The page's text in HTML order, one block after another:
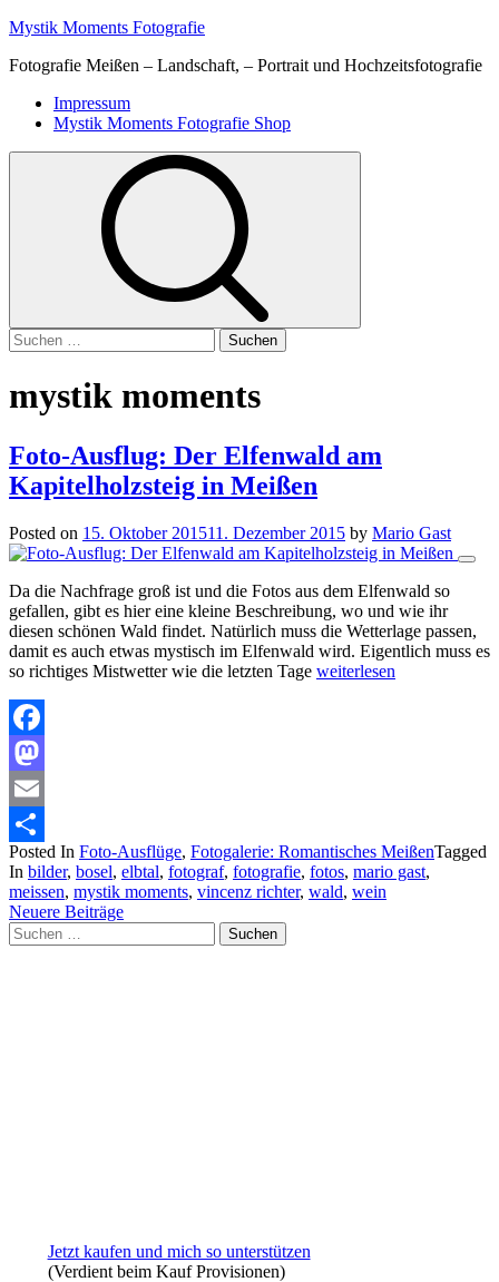
Skip
content
Mystik Moments Fotografie
Fotografie Meißen – Landschaft, – Portrait und Hochzeitsfotografie
Primary
Menu
Impressum
Mystik Moments Fotografie Shop
Suchen
nach:
mystik moments
Foto-Ausflug: Der Elfenwald am
Kapitelholzsteig in Meißen
Posted on 15. Oktober 201511. Dezember 2015 by Mario Gast
Da die Nachfrage groß ist und die Fotos aus dem Elfenwald so
gefallen, gibt es hier eine kleine Beschreibung, wo und wie ihr
diesen schönen Wald findet. Natürlich muss die Wetterlage passen,
damit es auch etwas mystisch im Elfenwald wird. Eigentlich muss es
so richtiges Mistwetter wie die letzten Tage weiterlesen
Facebook
Mastodon
Email
Teilen
Posted In Foto-Ausflüge, Fotogalerie: Romantisches MeißenTagged
In bilder, bosel, elbtal, fotograf, fotografie, fotos, mario gast,
meissen, mystik moments, vincenz richter, wald, wein
Beitragsnavigation
Neuere Beiträge
Suchen
nach:
Jetzt kaufen und mich so unterstützen
(Verdient beim Kauf Provisionen)